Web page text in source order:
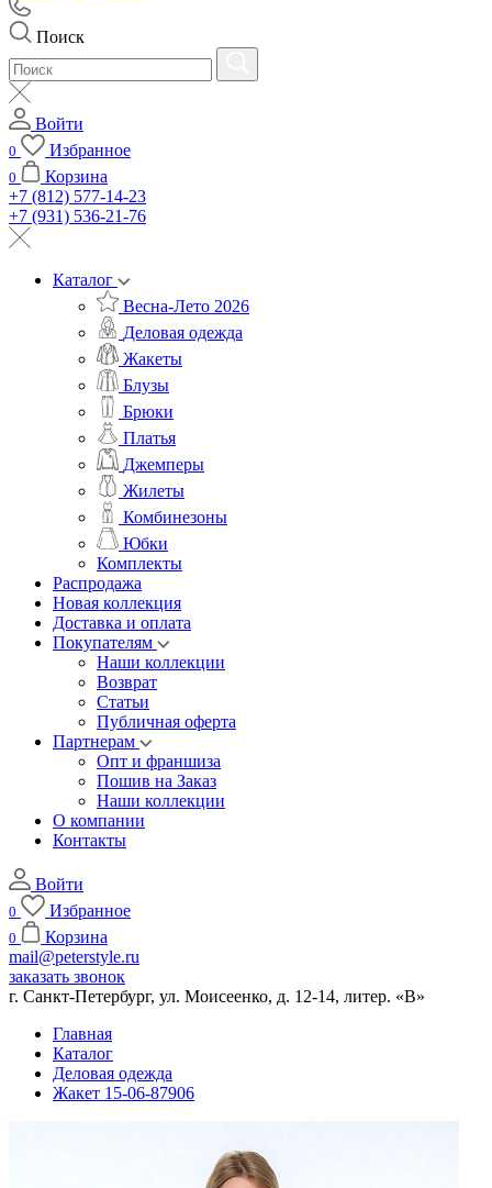
Поиск
Войти
0 Избранное
0
Корзина
+7 (812) 577-14-23
+7 (931) 536-21-76
Каталог
Весна-Лето 2026
Деловая одежда
Жакеты
Блузы
Брюки
Платья
Джемперы
Жилеты
Комбинезоны
Юбки
Комплекты
Распродажа
Новая коллекция
Доставка и оплата
Покупателям
Наши коллекции
Возврат
Статьи
Публичная оферта
Партнерам
Опт и франшиза
Пошив на Заказ
Наши коллекции
О компании
Контакты
Войти
0 Избранное
0
Корзина
mail@peterstyle.ru
заказать звонок
г. Санкт-Петербург, ул. Моисеенко, д. 12-14, литер. «В»
Главная
Каталог
Деловая одежда
Жакет 15-06-87906